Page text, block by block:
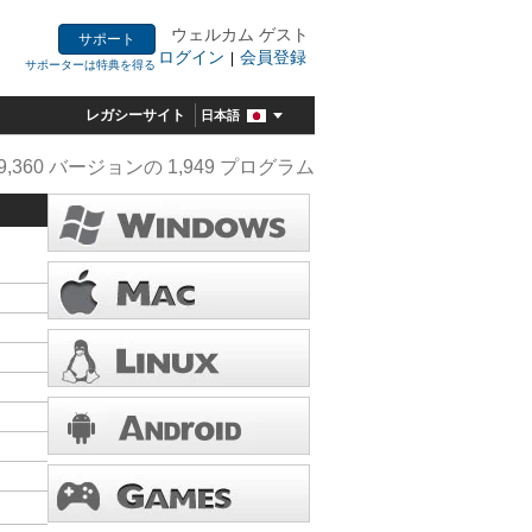
サポート
サポーターは特典を得る
ウェルカム ゲスト
ログイン | 会員登録
レガシーサイト 日本語
バージョンの 1,949 プログラム